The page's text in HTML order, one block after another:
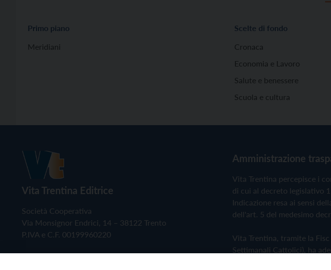
Primo piano
Meridiani
Scelte di fondo
Cronaca
Economia e Lavoro
Salute e benessere
Scuola e cultura
Vita Trentina Editrice
Società Cooperativa
Via Monsignor Endrici, 14 – 38122 Trento
P.IVA e C.F. 00199960220
Amministrazione
Vita Trentina percepisce i
di cui al decreto legislativo
Indicazione resa ai sensi
dell'art. 5 del medesimo
Vita Trentina, tramite la
Settimanali Cattolici), ha